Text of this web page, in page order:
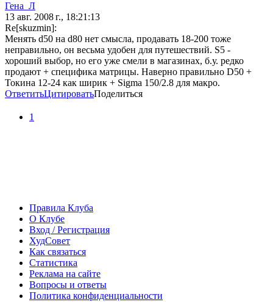
Гена_Л
13 авг. 2008 г., 18:21:13
Re[skuzmin]:
Менять d50 на d80 нет смысла, продавать 18-200 тоже
неправильно, он весьма удобен для путешествий. S5 -
хороший выбор, но его уже смели в магазинах, б.у. редко
продают + специфика матрицы. Наверно правильно D50 +
Токина 12-24 как ширик + Sigma 150/2.8 для макро.
ОтветитьЦитироватьПоделиться
1
Правила Клуба
О Клубе
Вход / Регистрация
ХудСовет
Как связаться
Статистика
Реклама на сайте
Вопросы и ответы
Политика конфиденциальности